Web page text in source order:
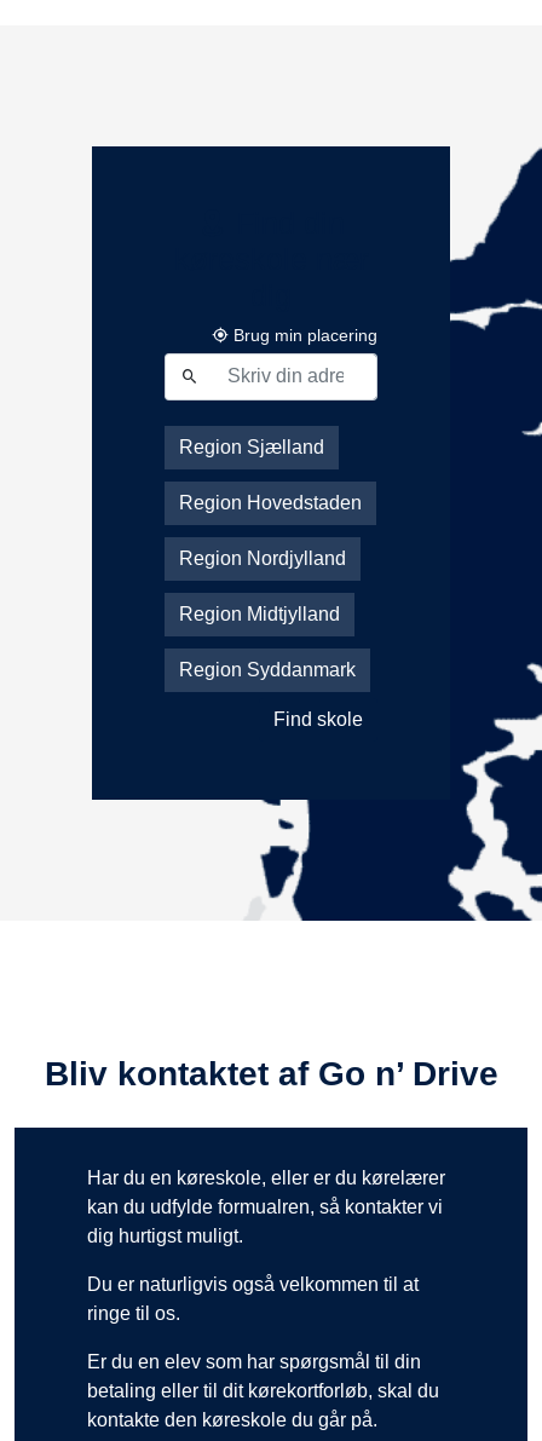
Brug min placering
Region Sjælland
Region Hovedstaden
Region Nordjylland
Region Midtjylland
Region Syddanmark
Find skole
Bliv kontaktet af Go n’ Drive
Har du en køreskole, eller er du kørelærer
kan du udfylde formualren, så kontakter vi
dig hurtigst muligt.
Du er naturligvis også velkommen til at
ringe til os.
Er du en elev som har spørgsmål til din
betaling eller til dit kørekortforløb, skal du
kontakte den køreskole du går på.